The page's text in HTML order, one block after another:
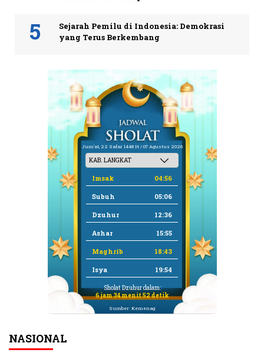
Sejarah Pemilu di Indonesia: Demokrasi
yang Terus Berkembang
Jum'at, 22 Safar 1448 H / 07 Agustus 2026
Imsak 04:56
Subuh 05:06
Dzuhur 12:36
Ashar 15:55
Maghrib 18:43
Isya 19:54
Sholat Dzuhur dalam:
6 jam 34 menit 52 detik
Sumber: Kemenag
NASIONAL